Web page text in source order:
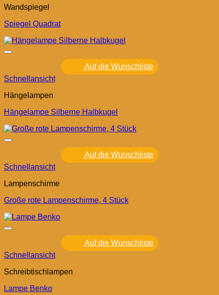
Wandspiegel
Spiegel Quadrat
Auf die Wunschliste
Schnellansicht
Hängelampen
Hängelampe Silberne Halbkugel
Auf die Wunschliste
Schnellansicht
Lampenschirme
Große rote Lampenschirme, 4 Stück
Auf die Wunschliste
Schnellansicht
Schreibtischlampen
Lampe Benko